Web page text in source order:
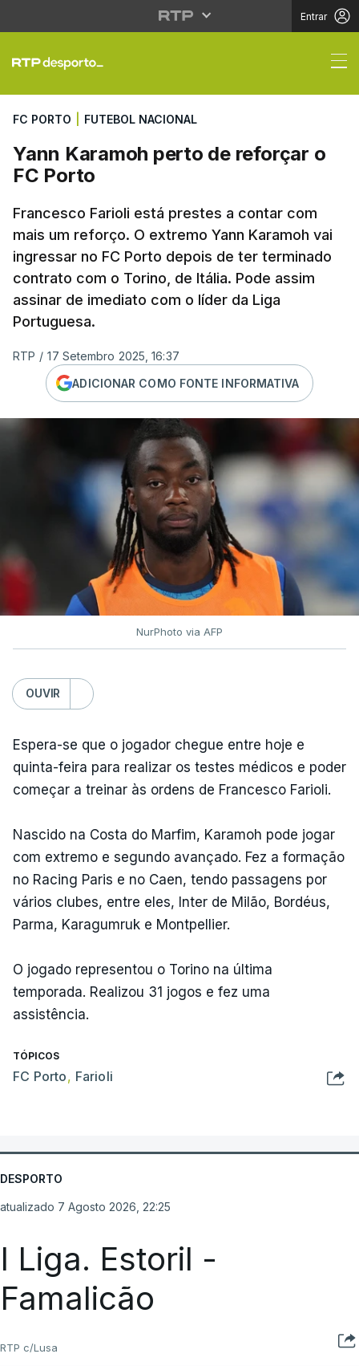
Entrar
Yann Karamoh perto
FC PORTO FUTEBOL NACIONAL
Yann Karamoh perto de reforçar o
FC Porto
Francesco Farioli está prestes a contar com
mais um reforço. O extremo Yann Karamoh vai
ingressar no FC Porto depois de ter terminado
contrato com o Torino, de Itália. Pode assim
assinar de imediato com o líder da Liga
Portuguesa.
RTP / 17 Setembro 2025, 16:37
ADICIONAR COMO FONTE INFORMATIVA
NurPhoto via AFP
OUVIR
Espera-se que o jogador chegue entre hoje e
quinta-feira para realizar os testes médicos e poder
começar a treinar às ordens de Francesco Farioli.
Nascido na Costa do Marfim, Karamoh pode jogar
com extremo e segundo avançado. Fez a formação
no Racing Paris e no Caen, tendo passagens por
vários clubes, entre eles, Inter de Milão, Bordéus,
Parma, Karagumruk e Montpellier.
O jogado representou o Torino na última
temporada. Realizou 31 jogos e fez uma
assistência.
TÓPICOS
FC Porto, Farioli
DESPORTO
atualizado 7 Agosto 2026, 22:25
I Liga. Estoril -
Famalicão
RTP c/Lusa